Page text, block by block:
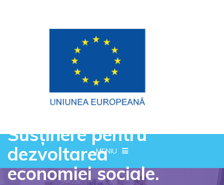
MENIU
Susținere pentru
dezvoltarea
economiei sociale.